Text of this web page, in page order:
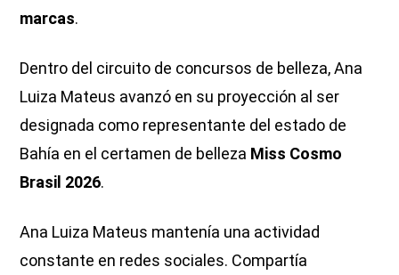
marcas.
Dentro del circuito de concursos de belleza, Ana
Luiza Mateus avanzó en su proyección al ser
designada como representante del estado de
Bahía en el certamen de belleza Miss Cosmo
Brasil 2026.
Ana Luiza Mateus mantenía una actividad
constante en redes sociales. Compartía